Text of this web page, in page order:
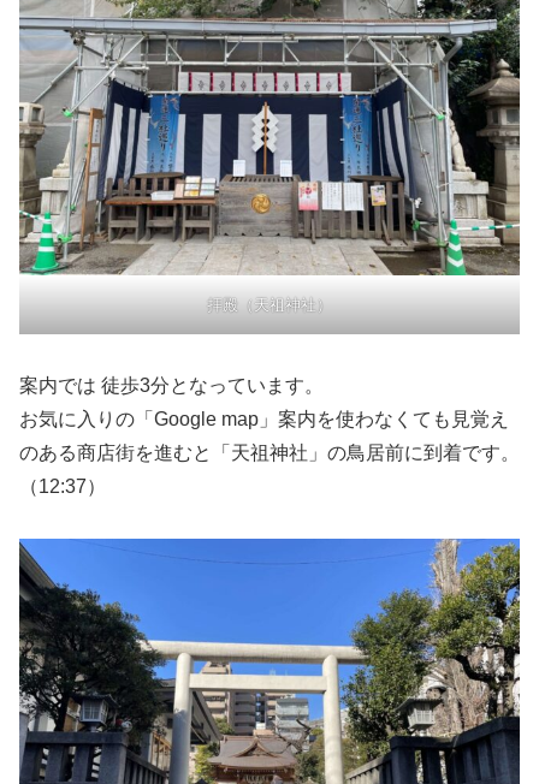
拝殿（天祖神社）
案内では 徒歩3分となっています。
お気に入りの「Google map」案内を使わなくても見覚え
のある商店街を進むと「天祖神社」の鳥居前に到着です。
（12:37）